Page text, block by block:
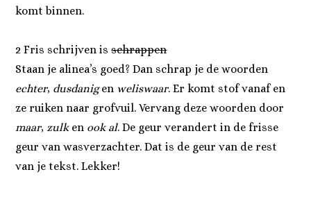
komt binnen.
2 Fris schrijven isschrappen
Staan je alinea’s goed? Dan schrap je de woorden
echter, dusdanigen weliswaar. Er komt stof vanaf en
ze ruiken naar grofvuil. Vervang deze woorden door
maar,zulk en ook al. De geur verandert in de frisse
geur van wasverzachter. Dat is de geur van de rest
van je tekst. Lekker!